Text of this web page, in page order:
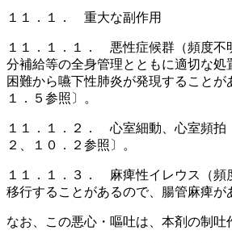
１１．１． 重大な副作用
１１．１．１． 悪性症候群（頻度不
分補給等の全身管理とともに適切な
困難から嚥下性肺炎が発現すること
１．５参照〕。
１１．１．２． 心室細動、心室頻拍
２、１０．２参照〕。
１１．１．３． 麻痺性イレウス（頻
移行することがあるので、腸管麻痺が
なお、この悪心・嘔吐は、本剤の制吐